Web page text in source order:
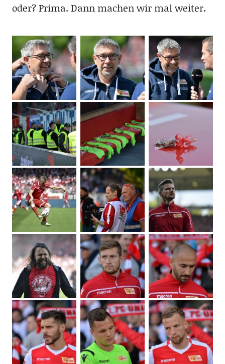
oder? Prima. Dann machen wir mal weiter.